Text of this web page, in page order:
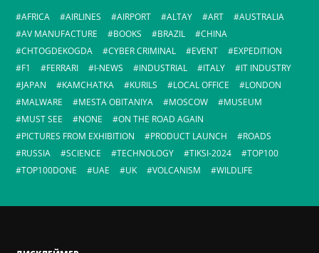
AFRICA
AIRLINES AIRPORT ALTAY ART
AUSTRALIA
AV MANUFACTURE
BOOKS BRAZIL
CHINA
CHTOGDEKOGDA
CYBER CRIMINAL EVENT
EXPEDITION
F1
FERRARI I-NEWS INDUSTRIAL ITALY
IT INDUSTRY
JAPAN
KAMCHATKA KURILS LOCAL OFFICE
LONDON
MALWARE
MESTA OBITANIYA MOSCOW
MUSEUM
MUST SEE
NONE
ON THE ROAD AGAIN
PICTURES FROM EXHIBITION
PRODUCT LAUNCH
ROADS
RUSSIA
SCIENCE TECHNOLOGY TIKSI-2024
TOP100
TOP100DONE
UAE UK VOLCANISM WILDLIFE